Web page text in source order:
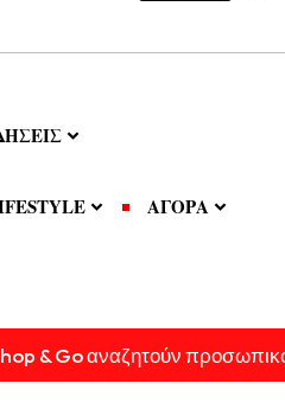
ΑΓΟΡΑ
& Go αναζητούν